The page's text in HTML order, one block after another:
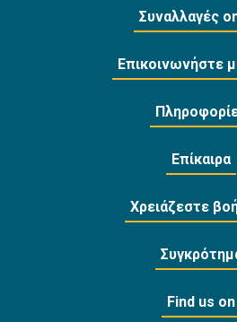
Συναλλαγές
Επικοινωνήστε
Επίκαιρα
Χρειάζεστε
Find us on